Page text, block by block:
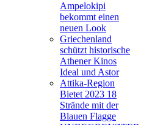
Ampelokipi
bekommt einen
neuen Look
Griechenland
schützt historische
Athener Kinos
Ideal und Astor
Attika-Region
Bietet 2023 18
Strände mit der
Blauen Flagge